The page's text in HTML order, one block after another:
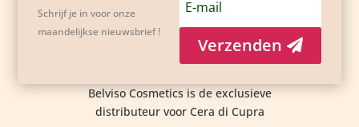
Schrijf je in voor onze
maandelijkse nieuwsbrief !
Verzenden
Belviso Cosmetics is de exclusieve
distributeur voor Cera di Cupra